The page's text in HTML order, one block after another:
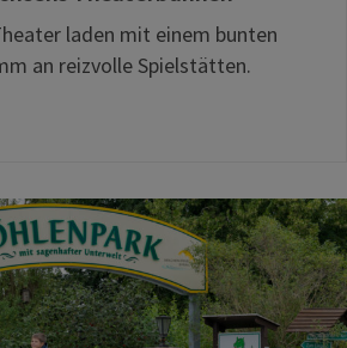
laden mit einem bunten
an reizvolle Spielstätten.